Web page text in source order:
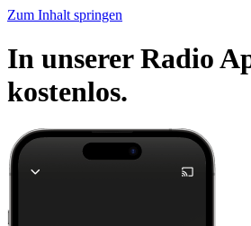
Zum Inhalt springen
In unserer Radio
kostenlos.